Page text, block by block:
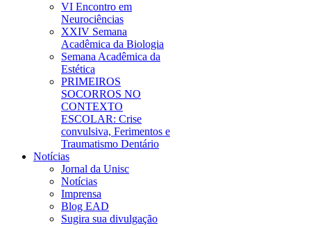
VI Encontro em
Neurociências
XXIV Semana
Acadêmica da Biologia
Semana Acadêmica da
Estética
PRIMEIROS
SOCORROS NO
CONTEXTO
ESCOLAR: Crise
convulsiva, Ferimentos e
Traumatismo Dentário
Notícias
Jornal da Unisc
Notícias
Imprensa
Blog EAD
Sugira sua divulgação